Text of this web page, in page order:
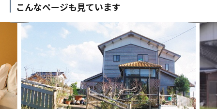
こんなページも見ています